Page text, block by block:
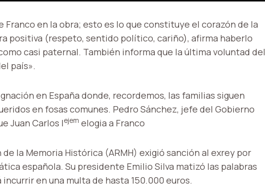
Franco en la obra; esto es lo que constituye el corazón de la
positiva (respeto, sentido político, cariño), afirma haberlo
casi paternal. También informa que la última voluntad del
país».
en España donde, recordemos, las familias siguen
en fosas comunes. Pedro Sánchez, jefe del Gobierno
Juan Carlos Iejem elogia a Franco
la Memoria Histórica (ARMH) exigió sanción al exrey por
española. Su presidente Emilio Silva matizó las palabras
en una multa de hasta 150.000 euros.